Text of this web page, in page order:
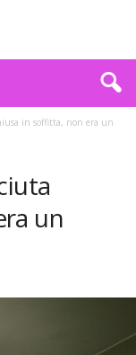
in soffitta, non era un
un